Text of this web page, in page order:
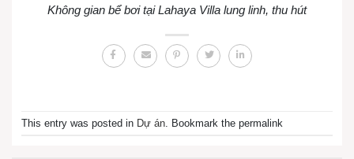
Không gian bể bơi tại Lahaya Villa lung linh, thu hút
This entry was posted in Dự án . Bookmark the permalink